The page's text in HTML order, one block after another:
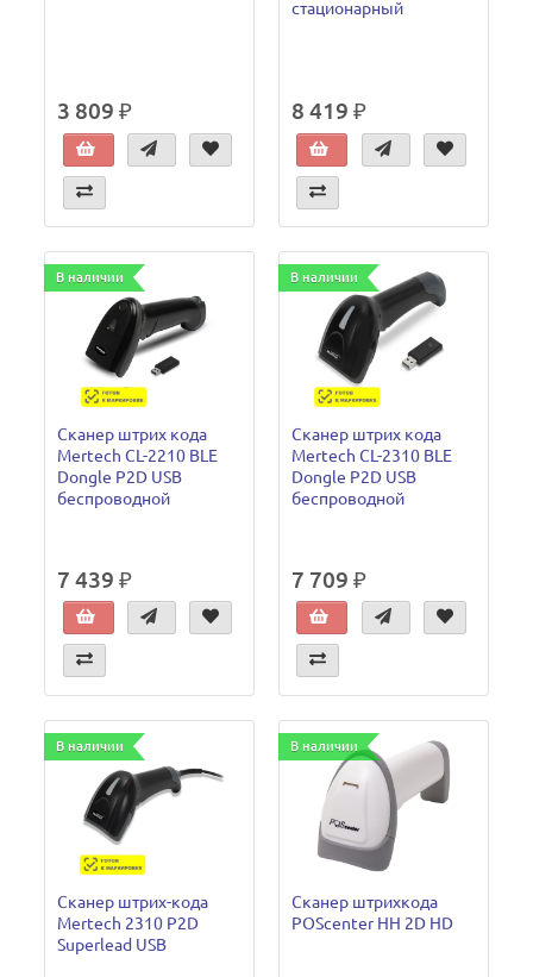
3 809 ₽
стационарный
8 419 ₽
В наличии
Сканер штрих кода
Mertech CL-2210 BLE
Dongle P2D USB
беспроводной
7 439 ₽
В наличии
Сканер штрих кода
Mertech CL-2310 BLE
Dongle P2D USB
беспроводной
7 709 ₽
В наличии
Сканер штрих-кода
Mertech 2310 P2D
Superlead USB
В наличии
Сканер штрихкода
POScenter HH 2D HD